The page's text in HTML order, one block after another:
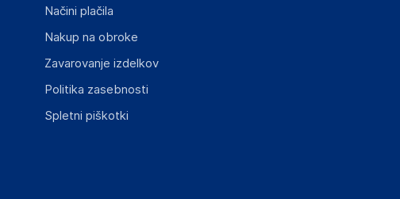
Načini plačila
Nakup na obroke
Zavarovanje izdelkov
Politika zasebnosti
Spletni piškotki